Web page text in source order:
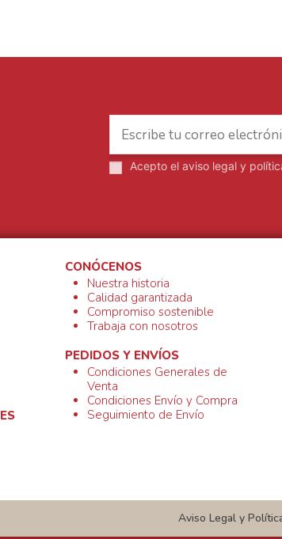
Acepto elaviso legal y
CONÓCENOS
Nuestra historia
Calidad garantizada
Compromiso sostenible
Trabaja con nosotros
PEDIDOS Y ENVÍOS
Condiciones Generales de
Venta
Condiciones Envío y Compra
Seguimiento de Envío
Aviso Legal y